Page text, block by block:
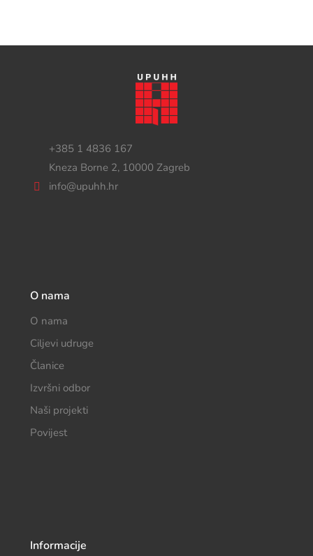
+385 1 4836 167
Kneza Borne 2, 10000 Zagreb
info@upuhh.hr
O nama
O nama
Ciljevi udruge
Članice
Izvršni odbor
Naši projekti
Povijest
Informacije